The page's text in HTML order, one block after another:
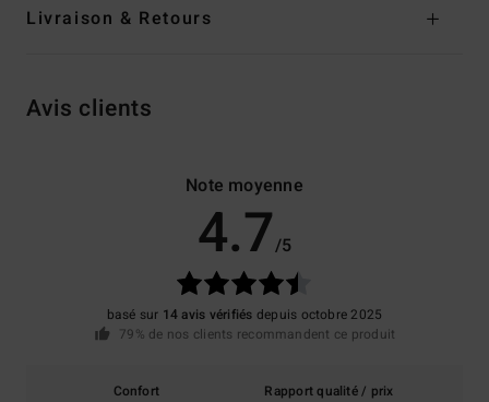
Livraison & Retours
Avis clients
Note moyenne
4.7/5
basé sur 14 avis vérifiés depuis octobre 2025
79% de nos clients recommandent ce produit
Confort
Rapport qualité / prix